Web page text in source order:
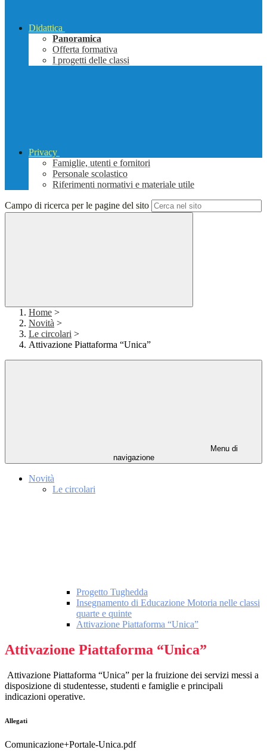
Didattica
Panoramica
Offerta formativa
I progetti delle classi
Privacy
Famiglie, utenti e fornitori
Personale scolastico
Riferimenti normativi e materiale utile
Campo di ricerca per le pagine del sito
Home >
Novità >
Le circolari >
Attivazione Piattaforma “Unica”
Menu di
navigazione
Novità
Le circolari
Progetto Tughedda
Insegnamento di Educazione Motoria nelle classi
quarte e quinte
Attivazione Piattaforma “Unica”
Attivazione Piattaforma “Unica”
Attivazione Piattaforma “Unica” per la fruizione dei servizi messi a
disposizione di studentesse, studenti e famiglie e principali
indicazioni operative.
Allegati
Comunicazione+Portale-Unica.pdf